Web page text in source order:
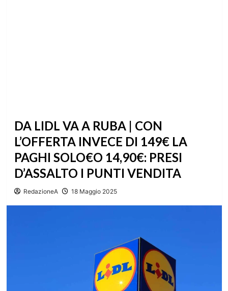
DA LIDL VA A RUBA | CON
L’OFFERTA INVECE DI 149€ LA
PAGHI SOLO€O 14,90€: PRESI
D’ASSALTO I PUNTI VENDITA
RedazioneA 18 Maggio 2025